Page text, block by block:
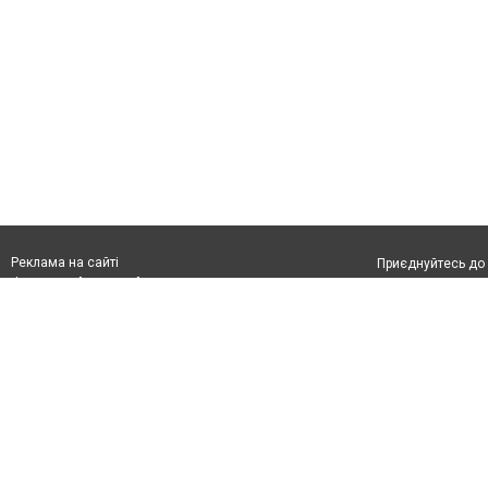
Реклама на сайті
Франшиза "CitySites"
Приєднуйтесь до